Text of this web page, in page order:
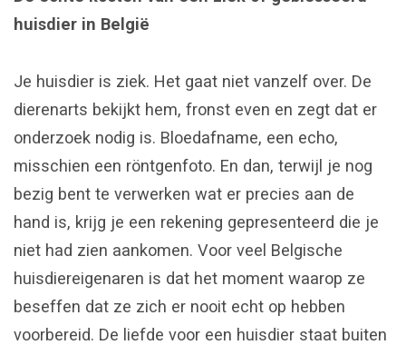
huisdier in België
Je huisdier is ziek. Het gaat niet vanzelf over. De
dierenarts bekijkt hem, fronst even en zegt dat er
onderzoek nodig is. Bloedafname, een echo,
misschien een röntgenfoto. En dan, terwijl je nog
bezig bent te verwerken wat er precies aan de
hand is, krijg je een rekening gepresenteerd die je
niet had zien aankomen. Voor veel Belgische
huisdiereigenaren is dat het moment waarop ze
beseffen dat ze zich er nooit echt op hebben
voorbereid. De liefde voor een huisdier staat buiten